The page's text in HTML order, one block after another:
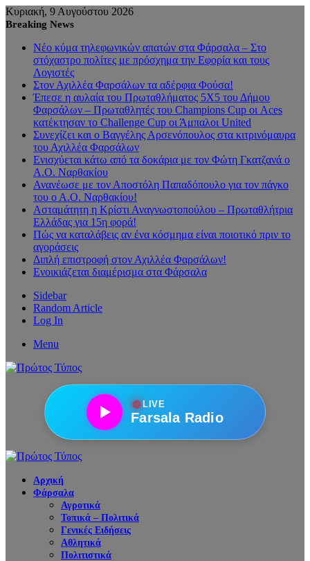
Κυριακή, 9 Αυγούστου 2026
Breaking News
Νέο κύμα τηλεφωνικών απατών στα Φάρσαλα – Στο
στόχαστρο πολίτες με πρόσχημα την Εφορία και τους
Λογιστές
Στον Αχιλλέα Φαρσάλων τα αδέρφια Φούσα!
Έπεσε η αυλαία του Πρωταθλήματος 5Χ5 του Δήμου
Φαρσάλων – Πρωταθλητές του Champions Cup οι Aces
κατέκτησαν το Challenge Cup οι Άμπαλοι United
Συνεχίζει και ο Βαγγέλης Αρσενόπουλος στα κιτρινόμαυρα
του Αχιλλέα Φαρσάλων
Ενισχύεται κάτω από τα δοκάρια με τον Φώτη Γκατζανά ο
Α.Ο. Ναρθακίου
Ανανέωσε με τον Αποστόλη Παπαδόπουλο για τον πάγκο
του ο Α.Ο. Ναρθακίου!
Ασταμάτητη η Κρίστι Αναγνωστοπούλου – Πρωταθλήτρια
Ελλάδας για 15η φορά!
Πώς να καταλάβεις αν ένα κόσμημα είναι ποιοτικό πριν το
αγοράσεις
Διπλή επιστροφή στον Αχιλλέα Φαρσάλων!
Ενοικιάζεται διαμέρισμα στα Φάρσαλα
Sidebar
Random Article
Log In
Menu
●LIVE
Farsala Radio
Αρχική
Φάρσαλα
Αγροτικά
Τοπικά – Πολιτικά
Γενικές Ειδήσεις
Αθλητικά
Πολιτιστικά